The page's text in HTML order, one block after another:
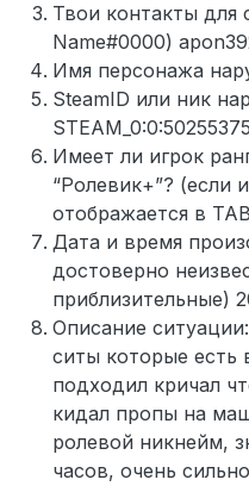
Твои контакты для
Name#0000)
Имя персонажа
SteamID или ник
Имеет ли игрок
“Ролевик+”? (если
отображается в
Дата и время
достоверно
приблизительные)
Описание
ситы которые есть
подходил кричал
кидал пропы на
ролевой никнейм,
часов, очень